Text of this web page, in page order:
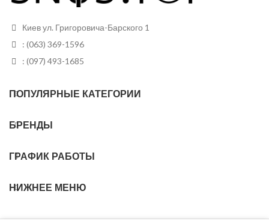
Киев ул. Григоровича-Барского 1
: (063) 369-1596
: (097) 493-1685
ПОПУЛЯРНЫЕ КАТЕГОРИИ
БРЕНДЫ
ГРАФИК РАБОТЫ
НИЖНЕЕ МЕНЮ